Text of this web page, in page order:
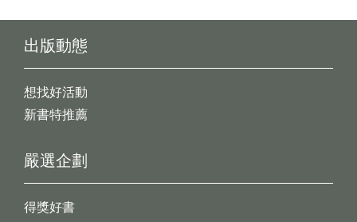
出版動態
想找好活動
新書特推薦
嚴選企劃
得獎好書